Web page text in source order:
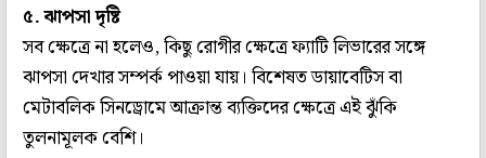
৫. ঝাপসা দৃষ্টি
সব ক্ষেত্রে না হলেও, কিছু রোগীর ক্ষেত্রে ফ্যাটি লিভারের সঙ্গে
ঝাপসা দেখার সম্পর্ক পাওয়া যায়। বিশেষত ডায়াবেটিস বা
মেটাবলিক সিনড্রোমে আক্রান্ত ব্যক্তিদের ক্ষেত্রে এই ঝুঁকি
তুলনামূলক বেশি।